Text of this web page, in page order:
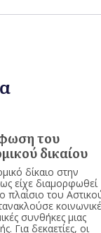
του
δικαίου
δίκαιο στην
είχε διαμορφωθεί
πλαίσιο του
συνθήκες μιας
Για δεκαετίες, οι